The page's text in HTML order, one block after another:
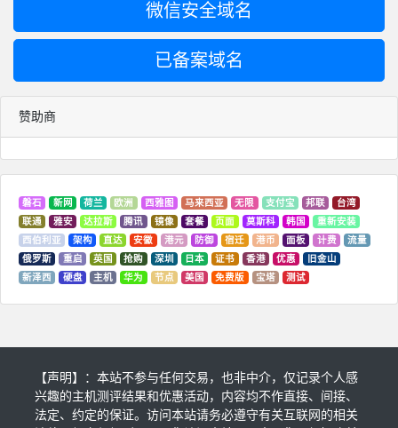
微信安全域名
已备案域名
赞助商
磐石 新网 荷兰 欧洲 西雅图 马来西亚 无限 支付宝 邦联
台湾
联通
雅安 达拉斯 腾讯 镜像 套餐 页面 莫斯科 韩国
重新安装
西伯利亚
架构 直达 安徽 港元 防御 宿迁 港币 面板 计费
流量
俄罗斯
重启 英国 抢购 深圳 日本 证书 香港 优惠
旧金山
新泽西
硬盘 主机 华为 节点 美国 免费版 宝塔 测试
【声明】：本站不参与任何交易，也非中介，仅记录个人感
兴趣的主机测评结果和优惠活动，内容均不作直接、间接、
法定、约定的保证。访问本站请务必遵守有关互联网的相关